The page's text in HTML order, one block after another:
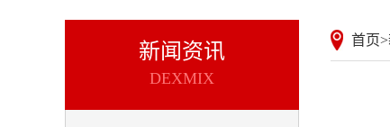
新闻资讯
DEXMIX
首页>